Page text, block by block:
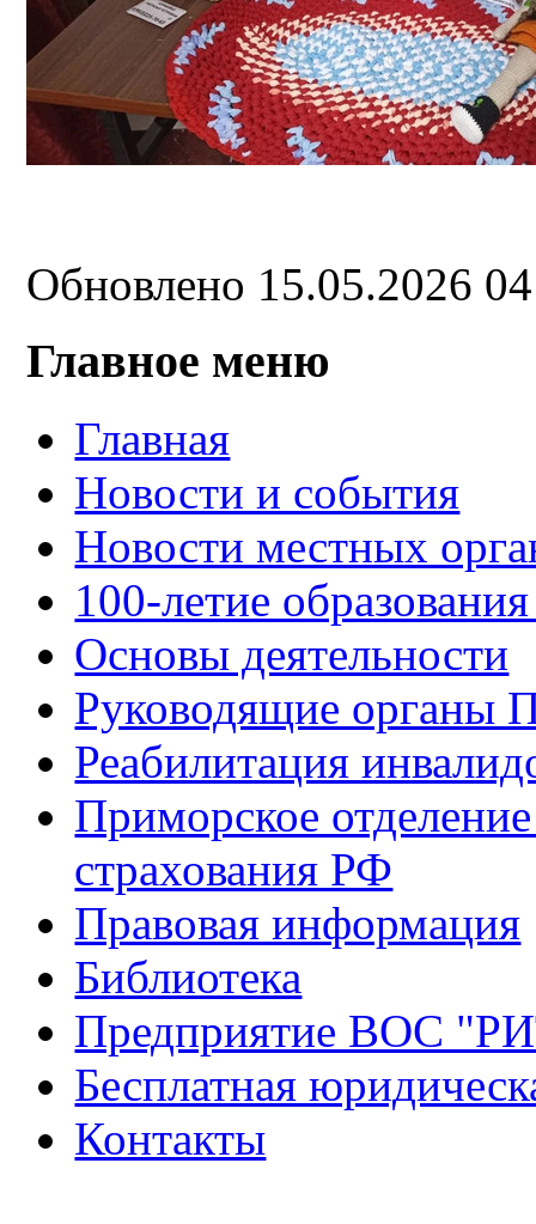
Обновлено 15.05.2026
Главное меню
Главная
Новости и события
Новости местных
100-летие
Основы деятельности
Руководящие органы
Реабилитация
Приморское
страхования РФ
Правовая информация
Библиотека
Предприятие ВОС
Бесплатная
Контакты